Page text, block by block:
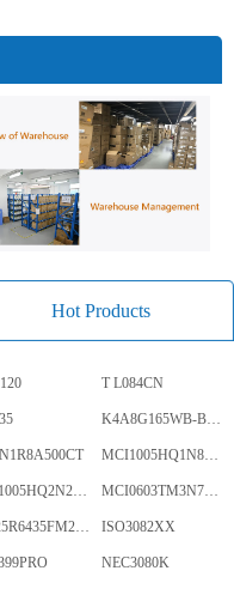
Hot Products
T L084CN
K4A8G165WB-BCWE
MCI1005HQ1N8SHBP
MCI1005HQ2N2BHBP MCI0603TM3N7BHBP
MX25R6435FM2IL0TR ISO3082XX
NEC3080K